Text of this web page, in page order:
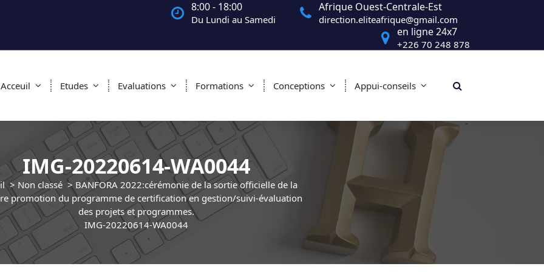
8:00 - 18:00
Du Lundi au Samedi
Afrique Ouest-Centrale-Est
direction.eliteafrique@gmail.com
en ligne 24x7
+226 70 248 878
Acceuil Etudes Evaluations Formations Conceptions Appui-conseils
IMG-20220614-WA0044
> Non classé> BANFORA 2022:cérémonie de la sortie officielle de la
promotion du programme de certification en gestion/suivi-évaluation
des projets et programmes.
IMG-20220614-WA0044